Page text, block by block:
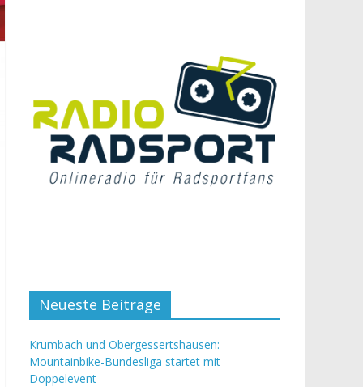
Neueste Beiträge
Krumbach und Obergessertshausen:
Mountainbike-Bundesliga startet mit
Doppelevent